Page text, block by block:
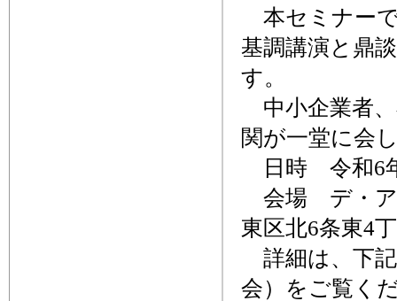
本セミナー
基調講演と鼎
す。
中小企業者、
関が一堂に会
日時 令和6年
会場 デ・ア
東区北6条東4
詳細は、下
会）をご覧く